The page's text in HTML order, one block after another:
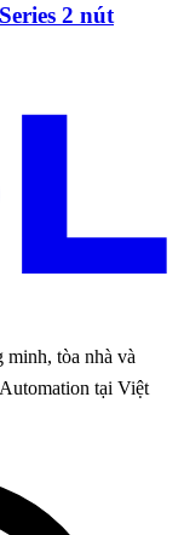
2 nút
minh, tòa nhà và
tại Việt